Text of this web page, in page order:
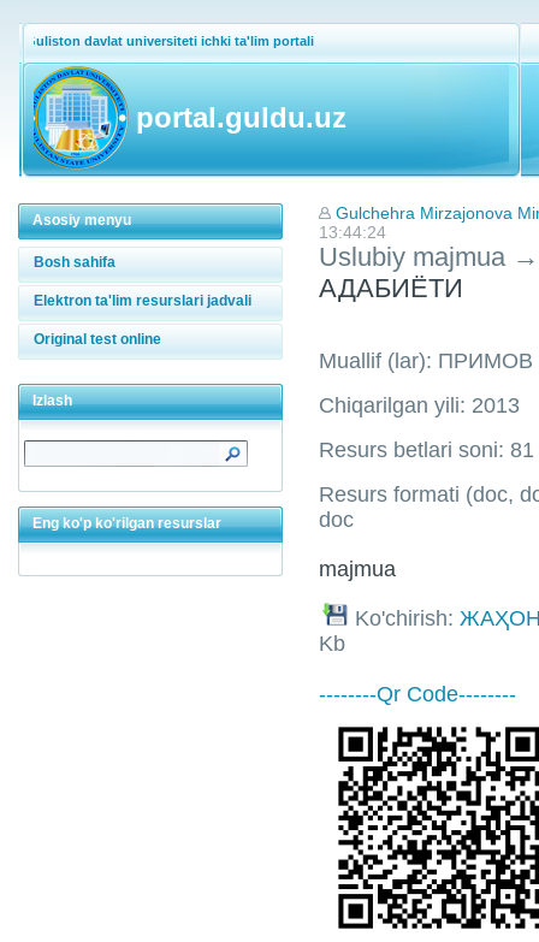
Guliston davlat universiteti ichki ta'lim portali
portal.guldu.uz
Asosiy menyu
Bosh sahifa
Elektron ta'lim resurslari jadvali
Original test online
Izlash
Eng ko'p ko'rilgan resurslar
Gulchehra Mirzajonova
13:44:24
Uslubiy majmua →
АДАБИЁТИ
Muallif (lar): ПРИМОВ
Chiqarilgan yili: 2013
Resurs betlari soni: 81
Resurs formati (doc,
doc
majmua
Ko'chirish: ЖАҲОН
Kb
--------Qr Code--------